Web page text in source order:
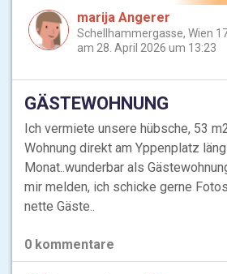
marija Angerer
Schellhammergasse, Wien
am 28. April 2026 um 13:23
GÄSTEWOHNUNG
Ich vermiete unsere hübsche, 53
Wohnung direkt am Yppenplatz
Monat..wunderbar als
mir melden, ich schicke gerne
nette Gäste..
0 kommentare